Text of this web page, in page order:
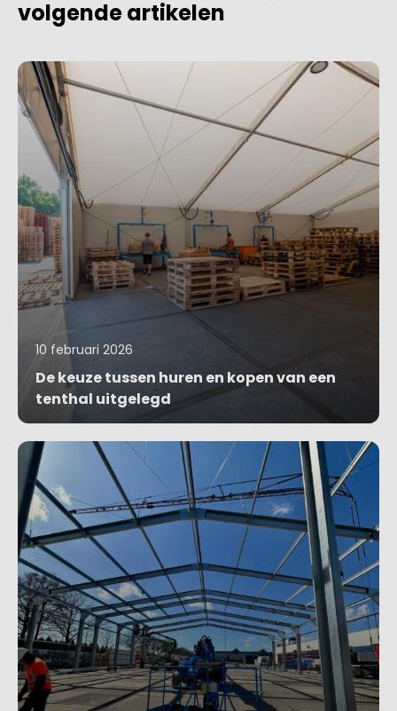
volgende artikelen
10 februari 2026
De keuze tussen huren en kopen van een
tenthal uitgelegd